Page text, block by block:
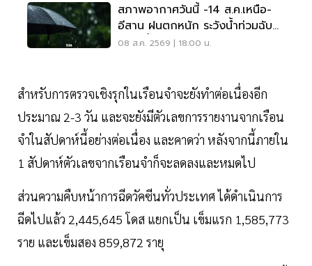
สภาพอากาศวันนี้ -14 ส.ค.เหนือ-
อีสาน ฝนตกหนัก ระวังน้ำท่วมฉับ
พลัน น้ำป่าไหลหลาก
08 ส.ค. 2569 | 18:00 น.
สำหรับการตรวจเชิงรุกในเรือนจำจะยังทำต่อเนื่องอีก
ประมาณ 2-3 วัน และจะยังมีตัวเลขการรายงานจากเรือน
จำในสัปดาห์นี้อย่างต่อเนื่อง และคาดว่า หลังจากนี้ภายใน
1 สัปดาห์ตัวเลขจากเรือนจำก็จะลดลงและหมดไป
ส่วนความคืบหน้าการฉีดวัคซีนทั่วประเทศ ได้ดำเนินการ
ฉีดไปแล้ว 2,445,645 โดส แยกเป็น เข็มแรก 1,585,773
ราย และเข็มสอง 859,872 รายุ